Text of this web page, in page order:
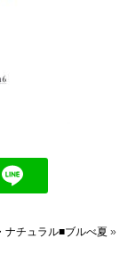
ナチュラル■ブルべ夏 »